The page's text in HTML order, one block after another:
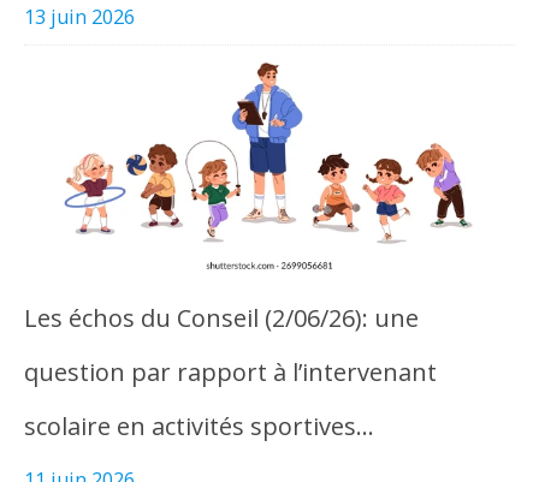
13 juin 2026
Les échos du Conseil (2/06/26): une
question par rapport à l’intervenant
scolaire en activités sportives…